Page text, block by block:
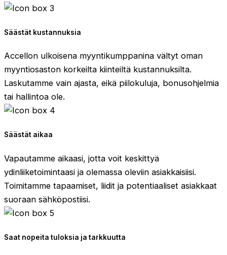
Säästät kustannuksia
Accellon ulkoisena myyntikumppanina vältyt oman
myyntiosaston korkeilta kiinteiltä kustannuksilta.
Laskutamme vain ajasta, eikä piilokuluja, bonusohjelmia
tai hallintoa ole.
Säästät aikaa
Vapautamme aikaasi, jotta voit keskittyä
ydinliiketoimintaasi ja olemassa oleviin asiakkaisiisi.
Toimitamme tapaamiset, liidit ja potentiaaliset asiakkaat
suoraan sähköpostiisi.
Saat nopeita tuloksia ja tarkkuutta